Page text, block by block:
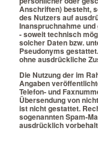
Anschriften) besteht,
des Nutzers auf
Inanspruchnahme
- soweit technisch
solcher Daten bzw.
Pseudonyms
ohne ausdrückliche
Die Nutzung der im
Angaben
Telefon- und
Übersendung von
ist nicht gestattet.
sogenannten Spam-
ausdrücklich